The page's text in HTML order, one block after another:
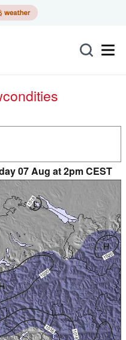
07 Aug at 2pm CEST